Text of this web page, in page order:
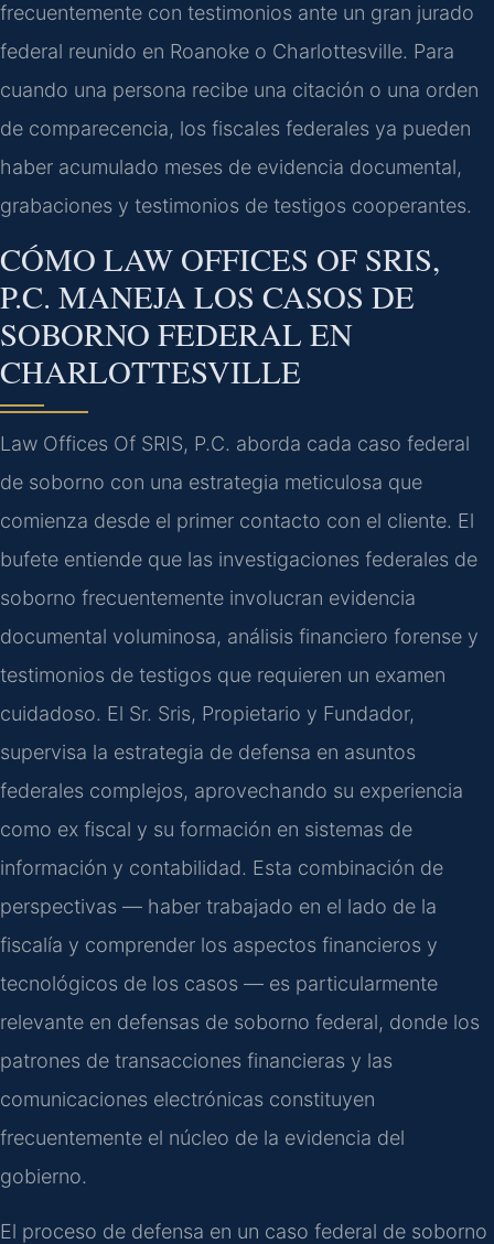
frecuentemente con testimonios ante un gran jurado
federal reunido en Roanoke o Charlottesville. Para
cuando una persona recibe una citación o una orden
de comparecencia, los fiscales federales ya pueden
haber acumulado meses de evidencia documental,
grabaciones y testimonios de testigos cooperantes.
CÓMO LAW OFFICES OF SRIS,
P.C. MANEJA LOS CASOS DE
SOBORNO FEDERAL EN
CHARLOTTESVILLE
Law Offices Of SRIS, P.C. aborda cada caso federal
de soborno con una estrategia meticulosa que
comienza desde el primer contacto con el cliente. El
bufete entiende que las investigaciones federales de
soborno frecuentemente involucran evidencia
documental voluminosa, análisis financiero forense y
testimonios de testigos que requieren un examen
cuidadoso. El Sr. Sris, Propietario y Fundador,
supervisa la estrategia de defensa en asuntos
federales complejos, aprovechando su experiencia
como ex fiscal y su formación en sistemas de
información y contabilidad. Esta combinación de
perspectivas — haber trabajado en el lado de la
fiscalía y comprender los aspectos financieros y
tecnológicos de los casos — es particularmente
relevante en defensas de soborno federal, donde los
patrones de transacciones financieras y las
comunicaciones electrónicas constituyen
frecuentemente el núcleo de la evidencia del
gobierno.
El proceso de defensa en un caso federal de soborno